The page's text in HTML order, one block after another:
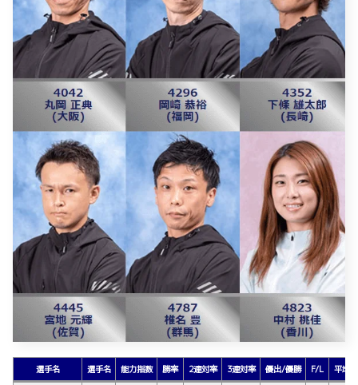
選手名 選手名 能力指数 勝率 2連対率 3連対率 優出/優勝 F/L 平均